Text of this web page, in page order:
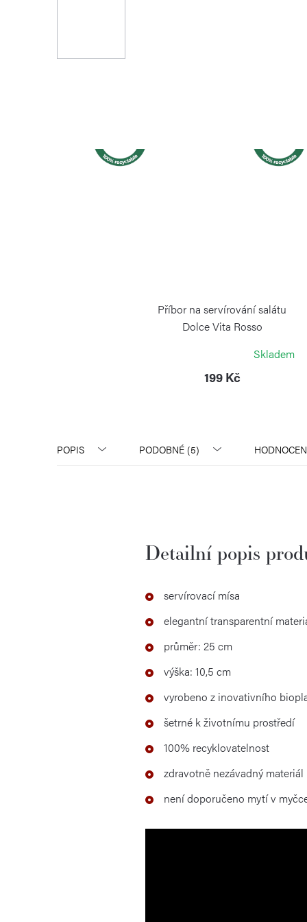
Příbor na servírování salátu
Dolce Vita Rosso
Skladem
199 Kč
POPIS PODOBNÉ (5)
Detailní popis
servírovací mísa
elegantní transparentní
průměr: 25 cm
výška: 10,5 cm
vyrobeno z inovativního
šetrné k životnímu prostředí
100% recyklovatelnost
zdravotně nezávadný materiál
není doporučeno mytí v